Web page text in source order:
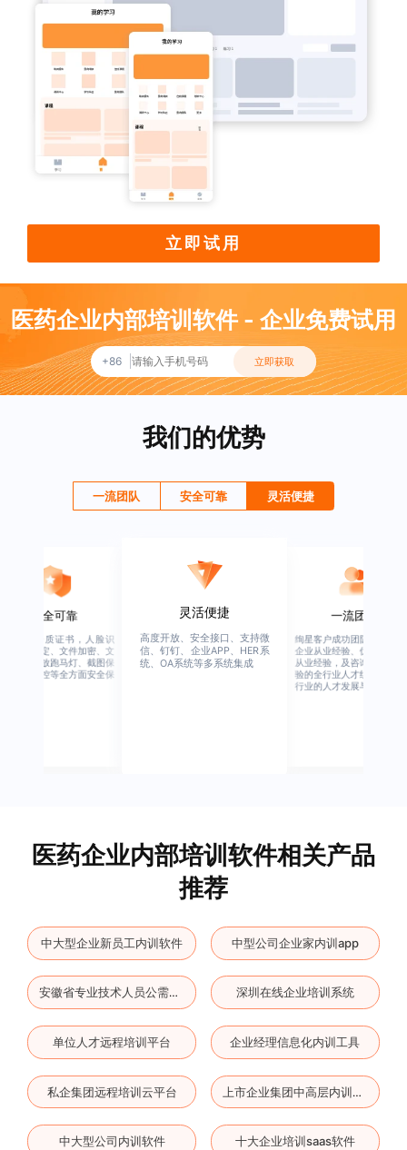
立即试用
医药企业内部培训软件 - 企业免费试用
+86 立即获取
我们的优势
一流团队 安全可靠 灵活便捷
安全可靠
业权威资质证书，人脸识
、设备绑定、文件加密、文
水印、播放跑马灯、截图保
、权限管控等全方面安全保
灵活便捷
高度开放、安全接口、支持微
信、钉钉、企业APP、HER系
统、OA系统等多系统集成
一流团队
绚星客户成功团队，由有多
企业从业经验、优秀培训机
从业经验，及咨询公司从业
验的全行业人才组成，涉猎
行业的人才发展与培养模块
医药企业内部培训软件相关产品
推荐
中大型企业新员工内训软件 中型公司企业家内训app
安徽省专业技术人员公需课培训平台 深圳在线企业培训系统
单位人才远程培训平台 企业经理信息化内训工具
私企集团远程培训云平台 上市企业集团中高层内训系统
中大型公司内训软件 十大企业培训saas软件